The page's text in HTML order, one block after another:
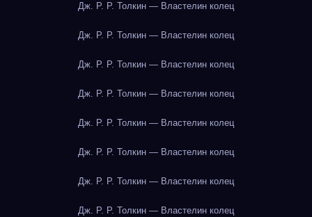
Дж. Р. Р. Толкин — Властелин колец
Дж. Р. Р. Толкин — Властелин колец
Дж. Р. Р. Толкин — Властелин колец
Дж. Р. Р. Толкин — Властелин колец
Дж. Р. Р. Толкин — Властелин колец
Дж. Р. Р. Толкин — Властелин колец
Дж. Р. Р. Толкин — Властелин колец
Дж. Р. Р. Толкин — Властелин колец